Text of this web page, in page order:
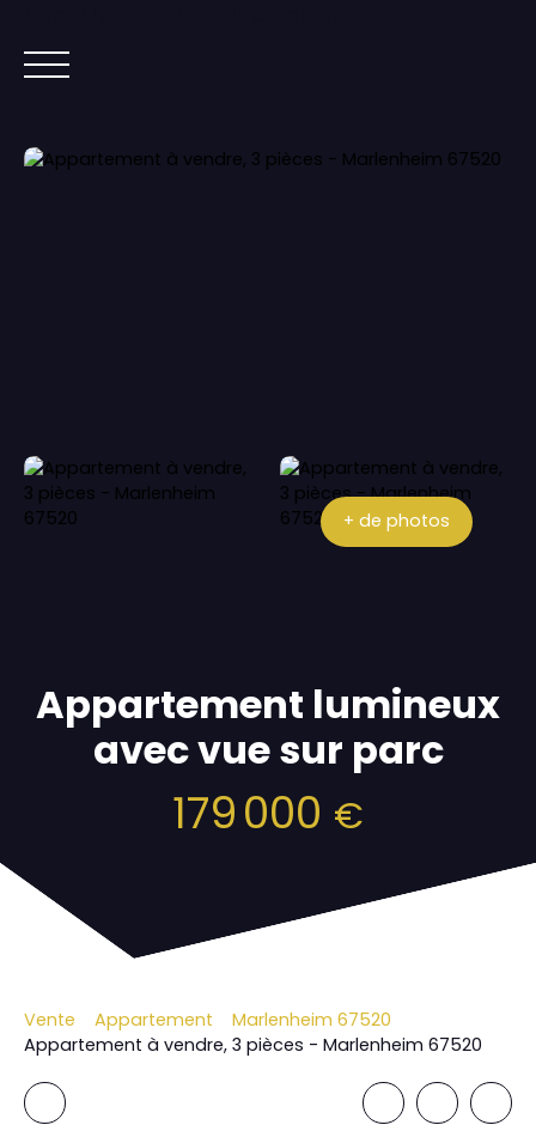
ACCUEIL ACHETER IMMOBILIER NEUF
+ de photos
Appartement lumineux
avec vue sur parc
179 000 €
Vente Appartement
Marlenheim 67520
Appartement à vendre, 3 pièces - Marlenheim 67520